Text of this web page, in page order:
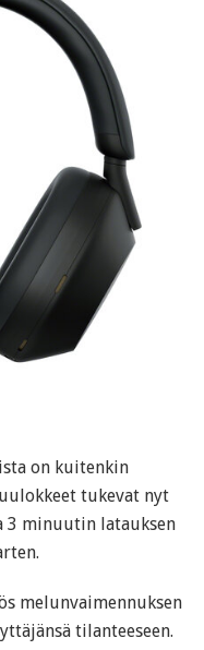
on kuitenkin
tukevat nyt
3 minuutin latauksen
melunvaimennuksen
tilanteeseen.